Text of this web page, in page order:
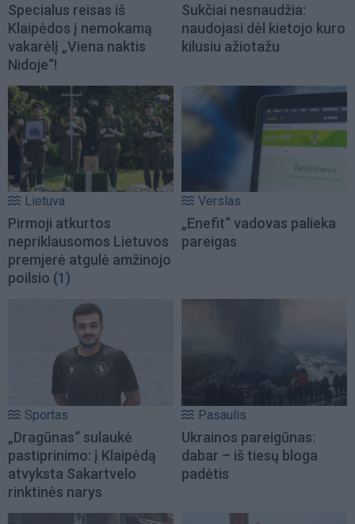
Specialus reisas iš
Klaipėdos į nemokamą
vakarėlį „Viena naktis
Nidoje“!
Sukčiai nesnaudžia:
naudojasi dėl kietojo kuro
kilusiu ažiotažu
Lietuva
Pirmoji atkurtos
nepriklausomos Lietuvos
premjerė atgulė amžinojo
poilsio (1)
Verslas
„Enefit“ vadovas palieka
pareigas
Sportas
„Dragūnas“ sulaukė
pastiprinimo: į Klaipėdą
atvyksta Sakartvelo
rinktinės narys
Pasaulis
Ukrainos pareigūnas:
dabar – iš tiesų bloga
padėtis